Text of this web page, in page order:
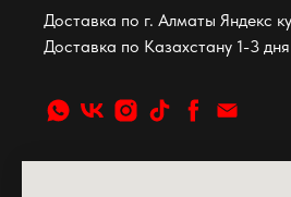
Доставка по г. Алматы Яндекс
Доставка по Казахстану 1-3